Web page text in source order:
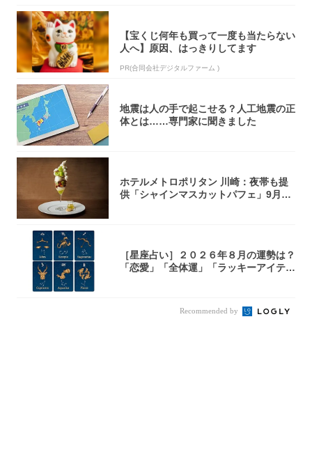
【宝くじ何年も買って一度も当たらない
人へ】原因、はっきりしてます
PR(合同会社デジタルファーム )
地震は人の手で起こせる？人工地震の正
体とは……専門家に聞きました
ホテルメトロポリタン 川崎：夜帯も提
供「シャインマスカットパフェ」9月1
［星座占い］２０２６年８月の運勢は？
「恋愛」「全体運」「ラッキーアイテ
Recommended by